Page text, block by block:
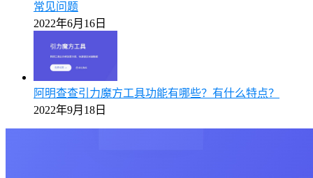
常见问题
2022年6月16日
阿明查查引力魔方工具功能有哪些？有什么特点？
2022年9月18日